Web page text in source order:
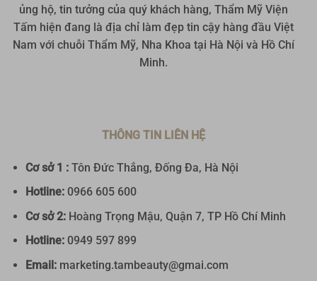
ủng hộ, tin tưởng của quý khách hàng, Thẩm Mỹ Viện
Tấm hiện đang là địa chỉ làm đẹp tin cậy hàng đầu Việt
Nam với chuỗi Thẩm Mỹ, Nha Khoa tại Hà Nội và Hồ Chí
Minh.
THÔNG TIN LIÊN HỆ
Cơ sở 1 :Tôn Đức Thắng, Đống Đa, Hà Nội
Hotline:0966 605 600
Cơ sở 2:Hoàng Trọng Mậu, Quận 7, TP Hồ Chí Minh
Hotline: 0949 597 899
Email:marketing.tambeauty@gmai.com